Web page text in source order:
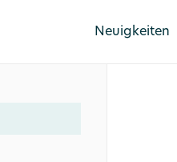
Neuigkeiten